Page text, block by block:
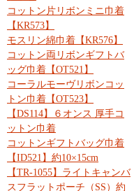
コットン片リボンミニ巾着
【KR573】
モスリン綿巾着【KR576】
コットン両リボンギフトバ
ッグ巾着【OT521】
コーラルモーヴリボンコッ
トン巾着【OT523】
【DS114】６オンス 厚手コ
ットン巾着
コットンギフトバッグ巾着
【ID521】約10×15cm
【TR-1055】ライトキャンバ
スフラットポーチ（SS）約